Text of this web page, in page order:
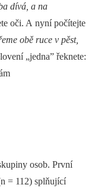
dívá, a na
oči. A nyní počítejte
obě ruce v pěst,
„jedna” řeknete:
osob. První
= 112) splňující